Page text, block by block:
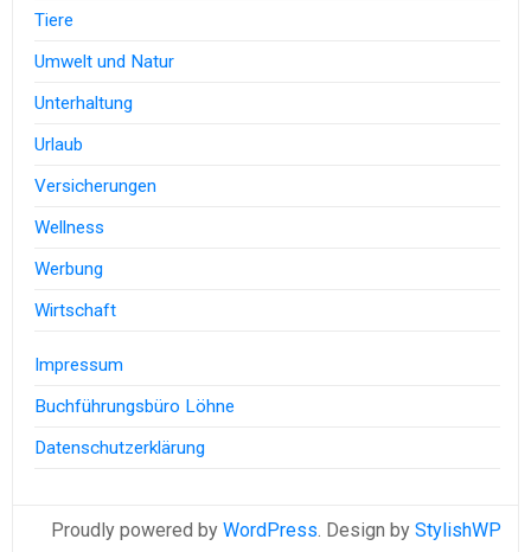
Tiere
Umwelt und Natur
Unterhaltung
Urlaub
Versicherungen
Wellness
Werbung
Wirtschaft
Impressum
Buchführungsbüro Löhne
Datenschutzerklärung
Proudly powered by WordPress. Design by StylishWP